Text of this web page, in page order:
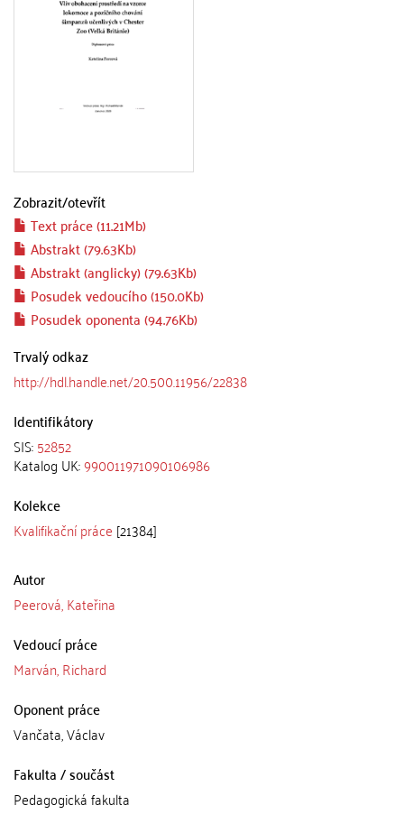
Zobrazit/otevřít
Text práce (11.21Mb)
Abstrakt (79.63Kb)
Abstrakt (anglicky) (79.63Kb)
Posudek vedoucího (150.0Kb)
Posudek oponenta (94.76Kb)
Trvalý odkaz
http://hdl.handle.net/20.500.11956/22838
Identifikátory
SIS:52852
Katalog UK:990011971090106986
Kolekce
Kvalifikační práce [21384]
Autor
Peerová, Kateřina
Vedoucí práce
Marván, Richard
Oponent práce
Vančata, Václav
Fakulta / součást
Pedagogická fakulta